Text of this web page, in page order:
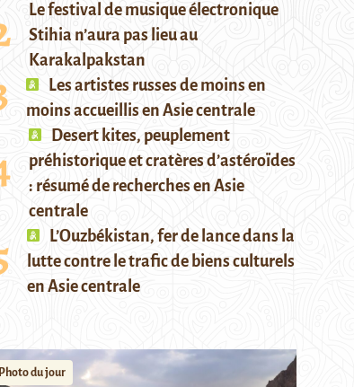
Le festival de musique électronique
Stihia n’aura pas lieu au
Karakalpakstan
Les artistes russes de moins en
moins accueillis en Asie centrale
Desert kites, peuplement
préhistorique et cratères d’astéroïdes
: résumé de recherches en Asie
centrale
L’Ouzbékistan, fer de lance dans la
lutte contre le trafic de biens culturels
en Asie centrale
Photo du jour